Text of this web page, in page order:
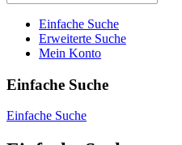
Einfache Suche
Erweiterte Suche
Mein Konto
Einfache Suche
Einfache Suche